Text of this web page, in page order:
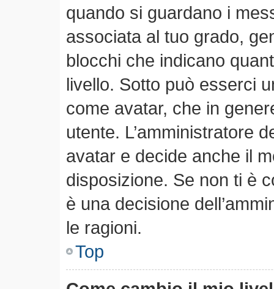
quando si guardano i
associata al tuo grado,
blocchi che indicano
livello. Sotto può esserci
come avatar, che in
utente. L’amministratore
avatar e decide anche il
disposizione. Se non ti è
è una decisione
le ragioni.
Top